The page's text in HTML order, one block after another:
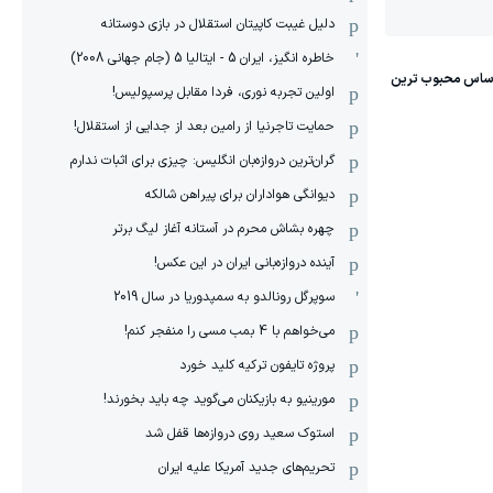
دلیل غیبت کاپیتان استقلال در بازی دوستانه
خاطره انگیز، ایران 5 - ایتالیا 5 (جام جهانی 2008)
اولین تجربه نوری، فردا مقابل پرسپولیس!
حمایت تاجرنیا از رامین بعد از جدایی از استقلال!
گران‌ترین دروازه‌بان انگلیس: چیزی برای اثبات ندارم
دیوانگی هواداران برای پیراهن شالکه
چهره بشاش محرم در آستانه آغاز لیگ برتر
آینده دروازه‌بانی ایران در این عکس!
سوپرگل رونالدو به سمپدوریا در سال 2019
می‌خواهم با 4 بمب مسی را منفجر کنم!
پروژه تایفون ترکیه کلید خورد
مورینیو به بازیکنان می‌گوید چه باید بخورند!
استوک سعید روی دروازه‌ها قفل شد
تحریم‌های جدید آمریکا علیه ایران